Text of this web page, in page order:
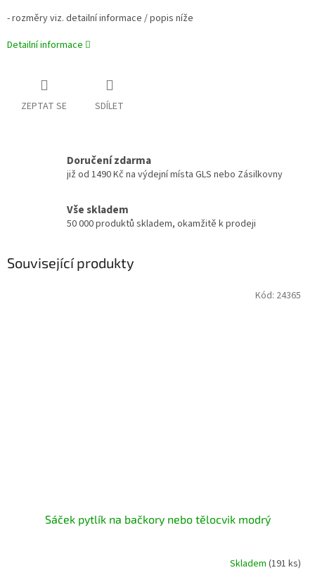
- rozměry viz. detailní informace / popis níže
Detailní informace
ZEPTAT SE SDÍLET
Doručení zdarma
již od 1490 Kč na výdejní místa GLS nebo Zásilkovny
Vše skladem
50 000 produktů skladem, okamžitě k prodeji
Související produkty
Sáček pytlík na bačkory nebo tělocvik modrý
Skladem (191 ks)
Kód: 24365